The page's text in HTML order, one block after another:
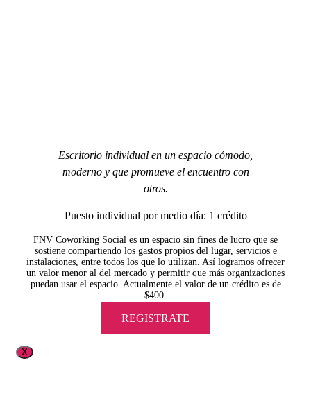
Escritorio individual en un espacio cómodo,
moderno y que promueve el encuentro con
otros.
Puesto individual por medio día: 1 crédito
FNV Coworking Social es un espacio sin fines de lucro que se
sostiene compartiendo los gastos propios del lugar, servicios e
instalaciones, entre todos los que lo utilizan. Así logramos ofrecer
un valor menor al del mercado y permitir que más organizaciones
puedan usar el espacio. Actualmente el valor de un crédito es de
$400.
REGISTRATE
X